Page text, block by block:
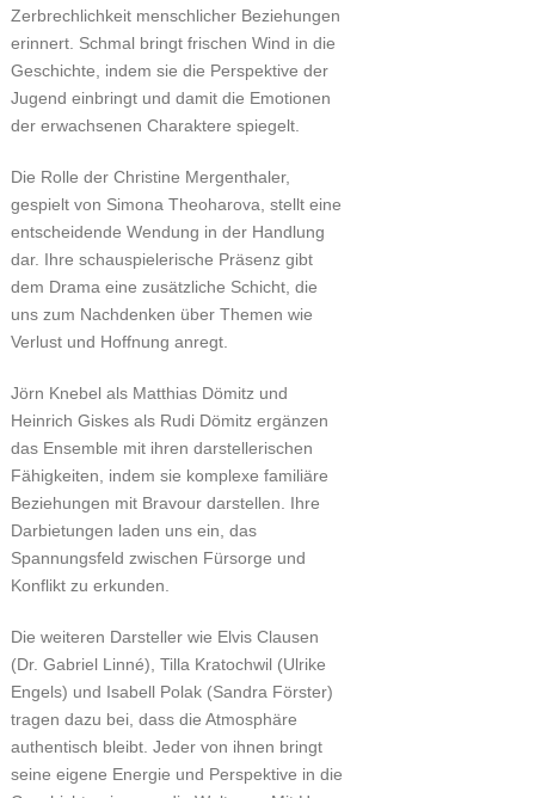
Zerbrechlichkeit menschlicher Beziehungen
erinnert. Schmal bringt frischen Wind in die
Geschichte, indem sie die Perspektive der
Jugend einbringt und damit die Emotionen
der erwachsenen Charaktere spiegelt.
Die Rolle der Christine Mergenthaler,
gespielt von Simona Theoharova, stellt eine
entscheidende Wendung in der Handlung
dar. Ihre schauspielerische Präsenz gibt
dem Drama eine zusätzliche Schicht, die
uns zum Nachdenken über Themen wie
Verlust und Hoffnung anregt.
Jörn Knebel als Matthias Dömitz und
Heinrich Giskes als Rudi Dömitz ergänzen
das Ensemble mit ihren darstellerischen
Fähigkeiten, indem sie komplexe familiäre
Beziehungen mit Bravour darstellen. Ihre
Darbietungen laden uns ein, das
Spannungsfeld zwischen Fürsorge und
Konflikt zu erkunden.
Die weiteren Darsteller wie Elvis Clausen
(Dr. Gabriel Linné), Tilla Kratochwil (Ulrike
Engels) und Isabell Polak (Sandra Förster)
tragen dazu bei, dass die Atmosphäre
authentisch bleibt. Jeder von ihnen bringt
seine eigene Energie und Perspektive in die